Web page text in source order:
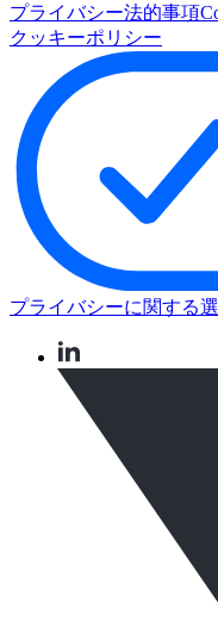
プライバシー法的事項
クッキーポリシー
プライバシーに関する